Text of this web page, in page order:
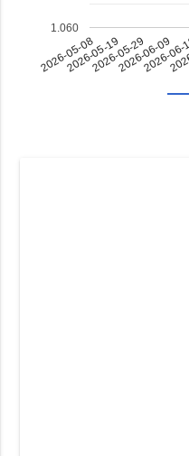
2026-05-08
2026-05-19
2026-05-29
2026-06-09
2026-
1.060